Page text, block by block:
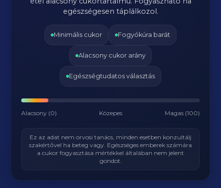
egészségesen táplálkozol.
Minimális cukor Fogyókúra barát
Alacsony cukor arány
Egészségtudatos választás
Alacsony (0) Közepes Magas (100)
Ez az adat nem orvosi tanács, minden esetben konzultálj
szakértővel ha beteg vagy. Egészséges emberek számára
a cukor fogyasztása mértékkel általában nem jelent
gondot.